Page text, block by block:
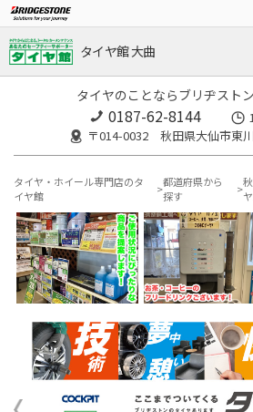
タイヤ館 大曲
タイヤのことならブリヂスト
0187-62-8144
〒014-0032 秋田県大仙市東
タイヤ・ホイール専門店のタ
イヤ館
都道府県から
探す